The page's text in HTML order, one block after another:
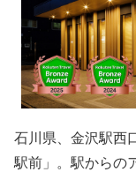
石川県、金沢駅西
駅前」。駅からの